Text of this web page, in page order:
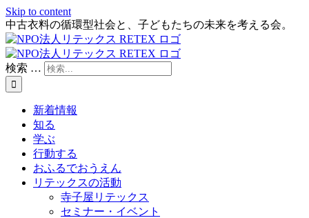
Skip to content
中古衣料の循環型社会と、子どもたちの未来を考える会。
検索 …
新着情報
知る
学ぶ
行動する
おふるでおうえん
リテックスの活動
寺子屋リテックス
セミナー・イベント